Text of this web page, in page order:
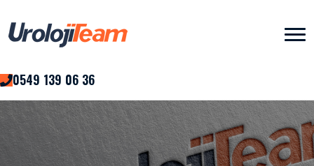
0549 139 06 36